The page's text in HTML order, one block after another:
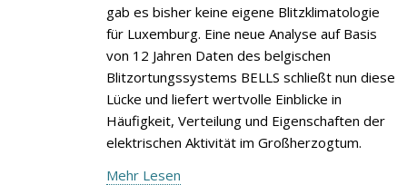
gab es bisher keine eigene Blitzklimatologie
für Luxemburg. Eine neue Analyse auf Basis
von 12 Jahren Daten des belgischen
Blitzortungssystems BELLS schließt nun diese
Lücke und liefert wertvolle Einblicke in
Häufigkeit, Verteilung und Eigenschaften der
elektrischen Aktivität im Großherzogtum.
Mehr Lesen